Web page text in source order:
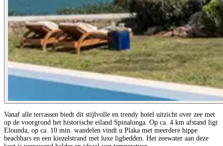
Vanaf alle terrassen biedt dit stijlvolle en trendy hotel uitzicht over zee met
op de voorgrond het historische eiland Spinalonga. Op ca. 4 km afstand ligt
Elounda, op ca. 10 min. wandelen vindt u Plaka met meerdere hippe
beachbars en een kiezelstrand met luxe ligbedden. Het zeewater aan deze